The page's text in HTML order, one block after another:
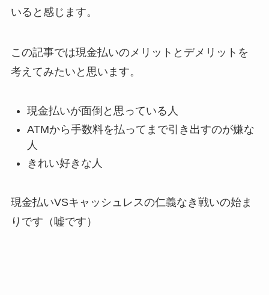
いると感じます。
この記事では現金払いのメリットとデメリットを
考えてみたいと思います。
現金払いが面倒と思っている人
ATMから手数料を払ってまで引き出すのが嫌な
人
きれい好きな人
現金払いVSキャッシュレスの仁義なき戦いの始ま
りです（嘘です）